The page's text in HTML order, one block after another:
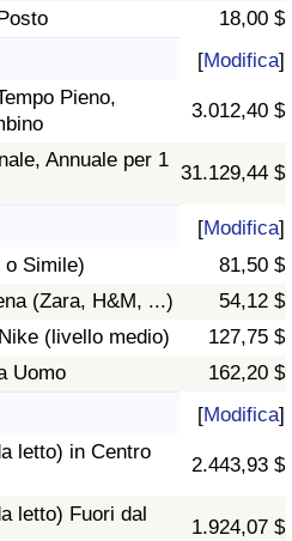
18,00 $
[Modifica]
Pieno,
3.012,40 $
Annuale per 1
31.129,44 $
[Modifica]
o Simile)
81,50 $
(Zara, H&M, ...)
54,12 $
(livello medio)
127,75 $
Uomo
162,20 $
[Modifica]
letto) in Centro
2.443,93 $
letto) Fuori dal
1.924,07 $